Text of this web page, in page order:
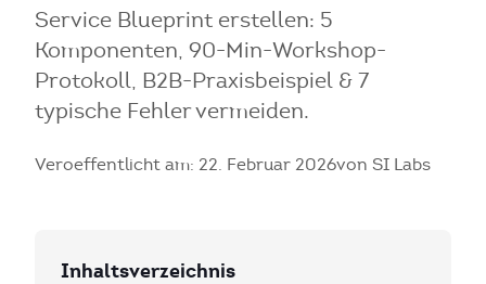
Service Blueprint erstellen: 5
Komponenten, 90-Min-Workshop-
Protokoll, B2B-Praxisbeispiel & 7
typische Fehler vermeiden.
Veroeffentlicht am: 22. Februar 2026von SI Labs
Inhaltsverzeichnis